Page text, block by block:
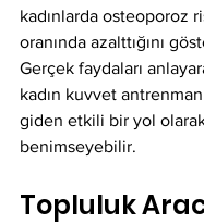
kadınlarda osteoporoz
oranında azalttığını
Gerçek faydaları
kadın kuvvet
giden etkili bir yol
benimseyebilir.
Topluluk